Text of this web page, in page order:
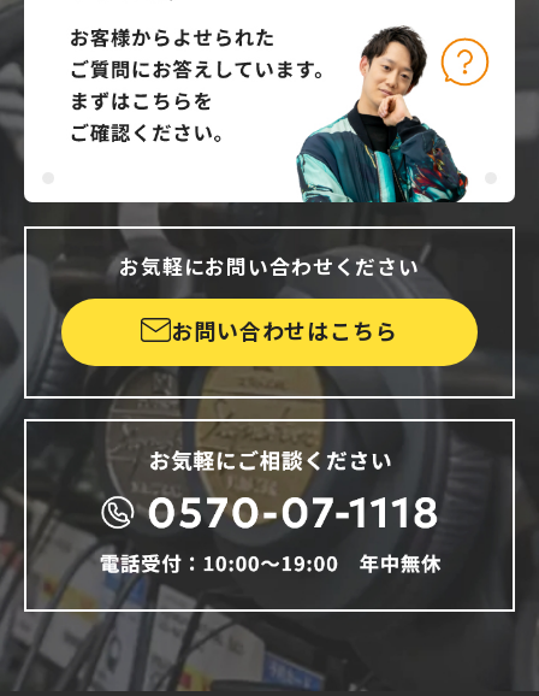
お気軽にお問い合わせください
お問い合わせはこちら